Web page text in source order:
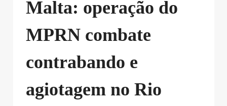
Malta: operação do
MPRN combate
contrabando e
agiotagem no Rio